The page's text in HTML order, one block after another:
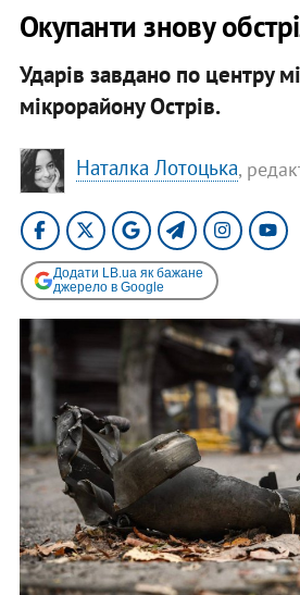
Окупанти знову
Ударів завдано по центру
мікрорайону Острів.
Наталка Лотоцька,
Додати LB.ua як бажане
джерело в Google